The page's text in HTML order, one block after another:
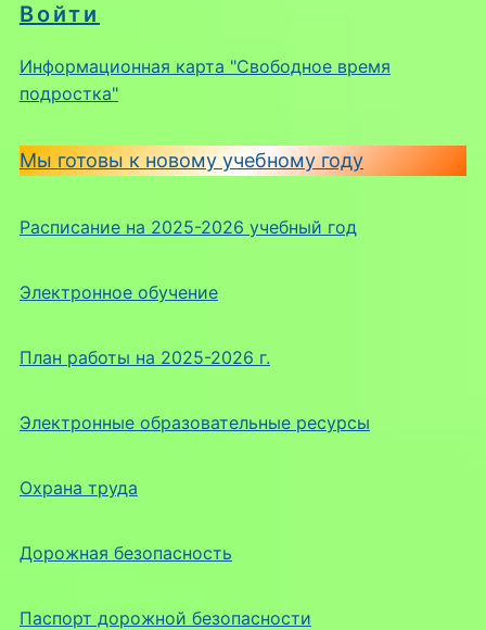
Войти
Информационная карта "Свободное время
подростка"
Мы готовы к новому учебному году
Расписание на 2025-2026 учебный год
Электронное обучение
План работы на 2025-2026 г.
Электронные образовательные ресурсы
Охрана труда
Дорожная безопасность
Паспорт дорожной безопасности